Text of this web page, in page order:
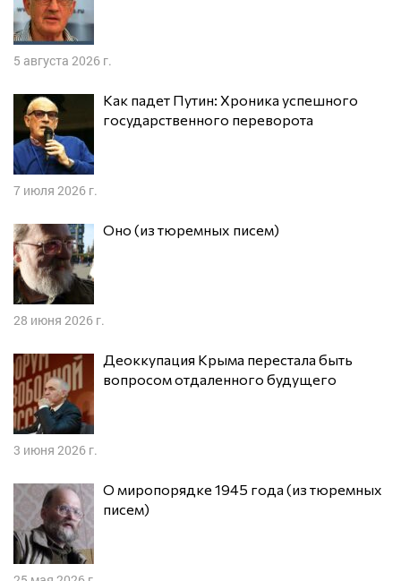
5 августа 2026 г.
Как падет Путин: Хроника успешного
государственного переворота
7 июля 2026 г.
Оно (из тюремных писем)
28 июня 2026 г.
Деоккупация Крыма перестала быть
вопросом отдаленного будущего
3 июня 2026 г.
О миропорядке 1945 года (из тюремных
писем)